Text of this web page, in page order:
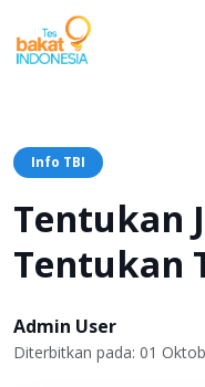
Info TBI
Tentukan
Tentukan
Admin User
Diterbitkan pada: 01